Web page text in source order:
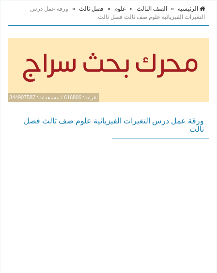
الرئيسية » الصف الثالث » علوم » فصل ثالث »
ورقة عمل درس
التغيرات الفيزيائية علوم صف ثالث فصل ثالث
نقرات: 616806 / مشاهدات: 344907587
ورقة عمل درس التغيرات الفيزيائية علوم صف ثالث فصل
ثالث